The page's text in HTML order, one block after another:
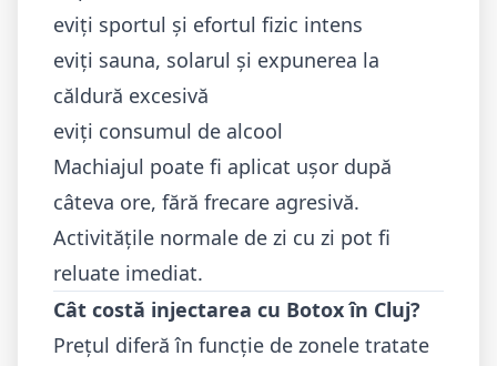
eviți sportul și efortul fizic intens
eviți sauna, solarul și expunerea la
căldură excesivă
eviți consumul de alcool
Machiajul poate fi aplicat ușor după
câteva ore, fără frecare agresivă.
Activitățile normale de zi cu zi pot fi
reluate imediat.
Cât costă injectarea cu Botox în Cluj?
Prețul diferă în funcție de zonele tratate